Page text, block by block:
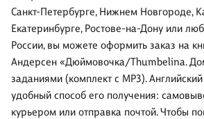
Санкт-Петербурге, Нижнем Новгороде,
Екатеринбурге, Ростове-на-Дону или
России, вы можете оформить заказ на
Андерсен «Дюймовочка/Thumbelina.
заданиями (комплект с MP3).
удобный способ его получения:
курьером или отправка почтой. Чтобы